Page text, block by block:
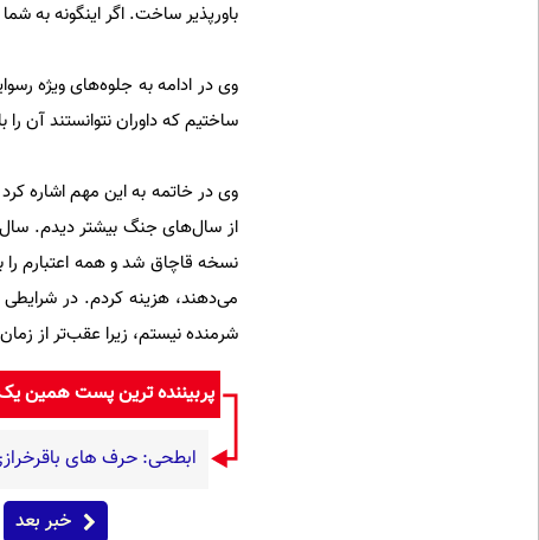
باورپذیر ساخت. اگر اینگونه به
ساختیم که داوران نتوانستند آن
وی در خاتمه به این مهم اشاره
نسخه قاچاق شد و همه اعتبارم
شرمنده نیستم، زیرا عقب‌تر از
پربیننده ترین پست همین
ابطحی: حرف های
خبر بعد